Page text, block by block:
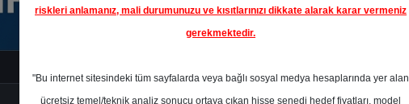
riskleri anlamanız, mali durumunuzu ve kısıtlarınızı dikkate alarak karar vermeniz
gerekmektedir.
"Bu internet sitesindeki tüm sayfalarda veya bağlı sosyal medya hesaplarında yer alan
ücretsiz temel/teknik analiz sonucu ortaya çıkan hisse senedi hedef fiyatları, model